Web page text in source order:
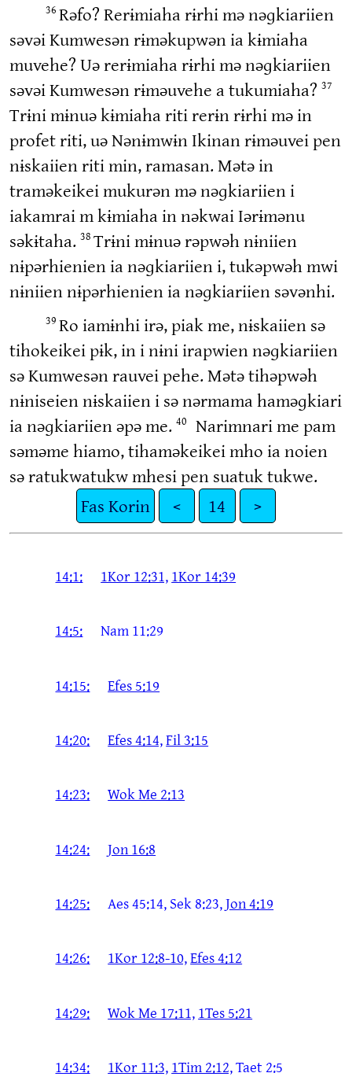
36 Rəfo? Rerɨmiaha rɨrhi mə nəɡkiariien
səvəi Kumwesən rɨməkupwən ia kɨmiaha
muvehe? Uə rerɨmiaha rɨrhi mə nəɡkiariien
səvəi Kumwesən rɨməuvehe a tukumiaha? 37
Trɨni mɨnuə kɨmiaha riti rerɨn rɨrhi mə in
profet riti, uə Nənɨmwɨn Ikinan rɨməuvei pen
nɨskaiien riti min, ramasan. Mətə in
traməkeikei mukurən mə nəɡkiariien i
iakamrai m kɨmiaha in nəkwai Iərɨmənu
səkɨtaha. 38 Trɨni mɨnuə rəpwəh nɨniien
nɨpərhienien ia nəɡkiariien i, tukəpwəh mwi
nɨniien nɨpərhienien ia nəɡkiariien səvənhi.
39 Ro iamɨnhi irə, piak me, nɨskaiien sə
tihokeikei pɨk, in i nɨni irapwien nəɡkiariien
sə Kumwesən rauvei pehe. Mətə tihəpwəh
nɨniseien nɨskaiien i sə nərmama haməɡkiari
ia nəɡkiariien əpə me. 40
Narimnari me pam
səməme hiamo, tihaməkeikei mho ia noien
sə ratukwatukw mhesi pen suatuk tukwe.
Fas Korin
< 14 >
14:1: 1Kor 12:31,1Kor 14:39
14:5: Nam 11:29
14:15: Efes 5:19
14:20: Efes 4:14,Fil 3:15
14:23: Wok Me 2:13
14:24: Jon 16:8
14:25: Aes 45:14, Sek 8:23,Jon 4:19
14:26: 1Kor 12:8-10,Efes 4:12
14:29: Wok Me 17:11,1Tes 5:21
14:34: 1Kor 11:3,1Tim 2:12,Taet 2:5